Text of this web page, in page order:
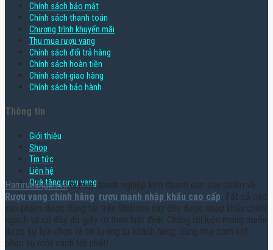
Chính sách bảo mật
Chính sách thanh toán
Chương trình khuyến mãi
Thu mua rượu vang
Chính sách đổi trả hàng
Chính sách hoàn tiền
Chính sách giao hàng
Chính sách bảo hành
Thông tin
Giới thiệu
Shop
Tin tức
Liên hệ
Quà tặng rượu vang
Hamruoungon.vnlà một doanh nghiệp kinh doanh các sản phẩm về
Rượu vang chính hãng, rượu mạnh nhập khẩu cao cấp. Tất cả các
sản phẩm được đăng tải trên Website này đều được nhập khẩu chính
ngạch và có đầy đủ giấy tờ theo luật định. Chúng tôi luôn mong muốn
được sự lựa chọn và tin tưởng từ khách hàng, cũng như cam kết
phục vụ một cách tốt nhất!